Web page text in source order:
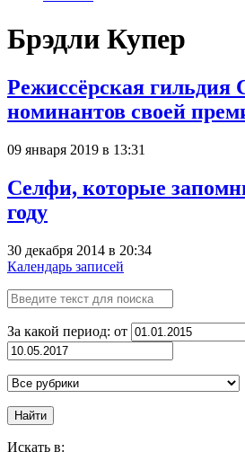
Брэдли Купер
Режиссёрская
номинантов своей
09 января 2019 в 13:31
Селфи, которые
году
30 декабря 2014 в 20:34
Календарь записей
За какой период: от
Найти
Искать в: